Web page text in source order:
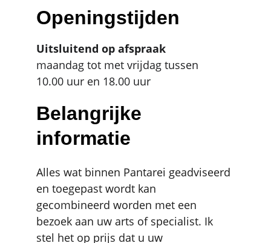
Alles wat binnen Pantarei geadviseerd
en toegepast wordt kan
gecombineerd worden met een
bezoek aan uw arts of specialist. Ik
stel het op prijs dat u uw
Belangrijke
informatie
Openingstijden
Uitsluitend op afspraak
maandag tot met vrijdag tussen
10.00 uur en 18.00 uur